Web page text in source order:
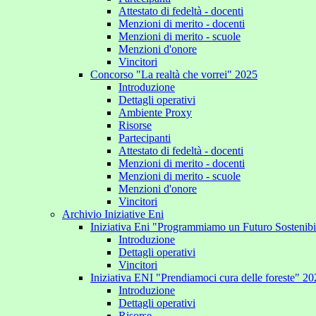
Attestato di fedeltà - docenti
Menzioni di merito - docenti
Menzioni di merito - scuole
Menzioni d'onore
Vincitori
Concorso "La realtà che vorrei" 2025
Introduzione
Dettagli operativi
Ambiente Proxy
Risorse
Partecipanti
Attestato di fedeltà - docenti
Menzioni di merito - docenti
Menzioni di merito - scuole
Menzioni d'onore
Vincitori
Archivio Iniziative Eni
Iniziativa Eni "Programmiamo un Futuro
Introduzione
Dettagli operativi
Vincitori
Iniziativa ENI "Prendiamoci cura delle foreste"
Introduzione
Dettagli operativi